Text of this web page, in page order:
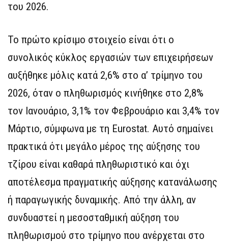
του 2026.
Το πρώτο κρίσιμο στοιχείο είναι ότι ο
συνολικός κύκλος εργασιών των επιχειρήσεων
αυξήθηκε μόλις κατά 2,6% στο α’ τρίμηνο του
2026, όταν ο πληθωρισμός κινήθηκε στο 2,8%
τον Ιανουάριο, 3,1% τον Φεβρουάριο και 3,4% τον
Μάρτιο, σύμφωνα με τη Eurostat. Αυτό σημαίνει
πρακτικά ότι μεγάλο μέρος της αύξησης του
τζίρου είναι καθαρά πληθωριστικό και όχι
αποτέλεσμα πραγματικής αύξησης κατανάλωσης
ή παραγωγικής δυναμικής. Από την άλλη, αν
συνδυαστεί η μεσοσταθμική αύξηση του
πληθωρισμού στο τρίμηνο που ανέρχεται στο